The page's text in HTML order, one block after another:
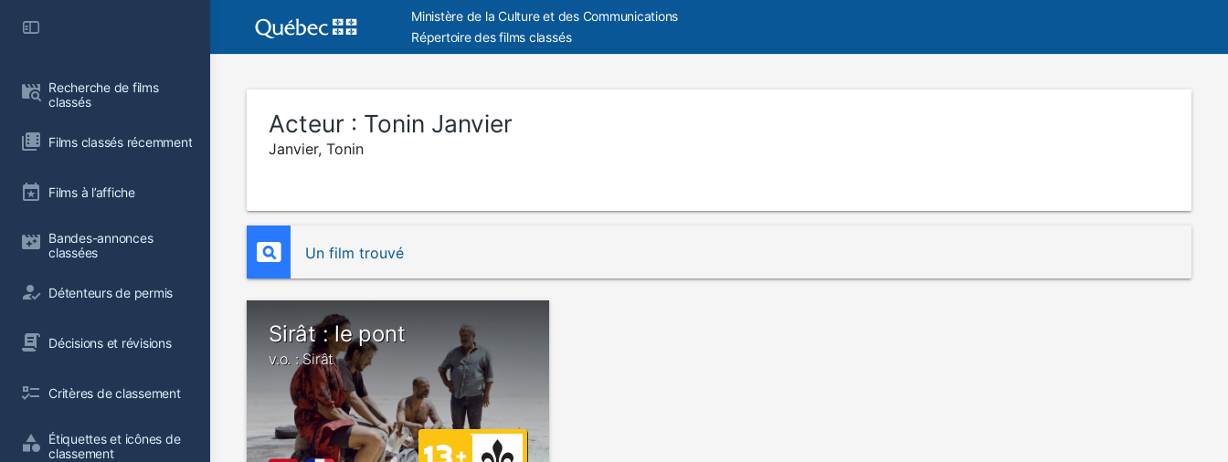
Recherche de films
classés
Films classés récemment
Films à l’affiche
Bandes-annonces
classées
Détenteurs de permis
Décisions et révisions
Critères de classement
Étiquettes et icônes de
classement
Ministère de la Culture et des Communications
Répertoire des films classés
Acteur : Tonin Janvier
Janvier, Tonin
Un film trouvé
Sirât : le pont
v.o. : Sirât